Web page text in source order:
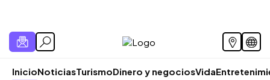
InicioNoticiasTurismoDinero y negociosVida